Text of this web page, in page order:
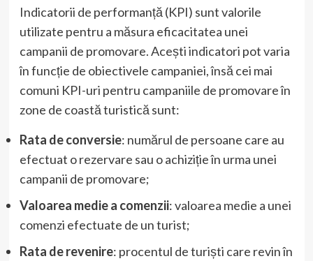
Indicatorii de performanță (KPI) sunt valorile
utilizate pentru a măsura eficacitatea unei
campanii de promovare. Acești indicatori pot varia
în funcție de obiectivele campaniei, însă cei mai
comuni KPI-uri pentru campaniile de promovare în
zone de coastă turistică sunt:
Rata de conversie: numărul de persoane care au
efectuat o rezervare sau o achiziție în urma unei
campanii de promovare;
Valoarea medie a comenzii: valoarea medie a unei
comenzi efectuate de un turist;
Rata de revenire: procentul de turiști care revin în